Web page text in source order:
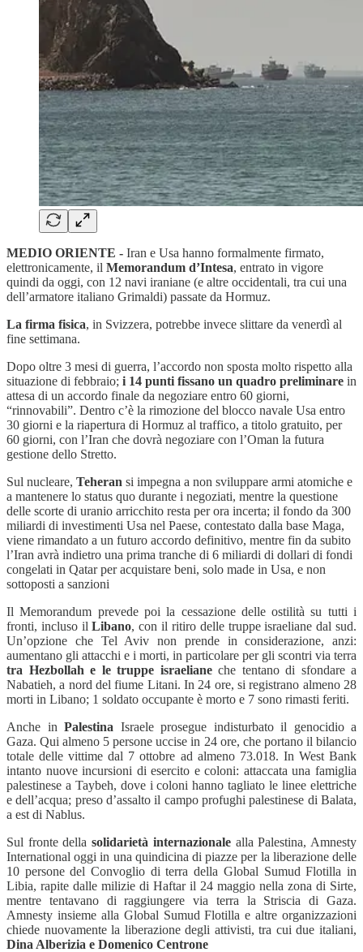
MEDIO ORIENTE - Iran e Usa hanno formalmente firmato,
elettronicamente, il Memorandum d’Intesa, entrato in vigore
quindi da oggi, con 12 navi iraniane (e altre occidentali, tra cui una
dell’armatore italiano Grimaldi) passate da Hormuz.
La firma fisica, in Svizzera, potrebbe invece slittare da venerdì al
fine settimana.
Dopo oltre 3 mesi di guerra, l’accordo non sposta molto rispetto alla
situazione di febbraio; i 14 punti fissano un quadro preliminare in
attesa di un accordo finale da negoziare entro 60 giorni,
“rinnovabili”. Dentro c’è la rimozione del blocco navale Usa entro
30 giorni e la riapertura di Hormuz al traffico, a titolo gratuito, per
60 giorni, con l’Iran che dovrà negoziare con l’Oman la futura
gestione dello Stretto.
Sul nucleare, Teheran si impegna a non sviluppare armi atomiche e
a mantenere lo status quo durante i negoziati, mentre la questione
delle scorte di uranio arricchito resta per ora incerta; il fondo da 300
miliardi di investimenti Usa nel Paese, contestato dalla base Maga,
viene rimandato a un futuro accordo definitivo, mentre fin da subito
l’Iran avrà indietro una prima tranche di 6 miliardi di dollari di fondi
congelati in Qatar per acquistare beni, solo made in Usa, e non
sottoposti a sanzioni
Il Memorandum prevede poi la cessazione delle ostilità su tutti i
fronti, incluso ilLibano, con il ritiro delle truppe israeliane dal sud.
Un’opzione che Tel Aviv non prende in considerazione, anzi:
aumentano gli attacchi e i morti, in particolare per gli scontri via terra
tra Hezbollah e le truppe israelianeche tentano di sfondare a
Nabatieh, a nord del fiume Litani. In 24 ore, si registrano almeno 28
morti in Libano; 1 soldato occupante è morto e 7 sono rimasti feriti.
Anche in Palestina Israele prosegue indisturbato il genocidio a
Gaza. Qui almeno 5 persone uccise in 24 ore, che portano il bilancio
totale delle vittime dal 7 ottobre ad almeno 73.018. In West Bank
intanto nuove incursioni di esercito e coloni: attaccata una famiglia
palestinese a Taybeh, dove i coloni hanno tagliato le linee elettriche
e dell’acqua; preso d’assalto il campo profughi palestinese di Balata,
a est di Nablus.
Sul fronte dellasolidarietà internazionale alla Palestina, Amnesty
International oggi in una quindicina di piazze per la liberazione delle
10 persone del Convoglio di terra della Global Sumud Flotilla in
Libia, rapite dalle milizie di Haftar il 24 maggio nella zona di Sirte,
mentre tentavano di raggiungere via terra la Striscia di Gaza.
Amnesty insieme alla Global Sumud Flotilla e altre organizzazioni
chiede nuovamente la liberazione degli attivisti, tra cui due italiani,
Dina Alberizia e Domenico Centrone